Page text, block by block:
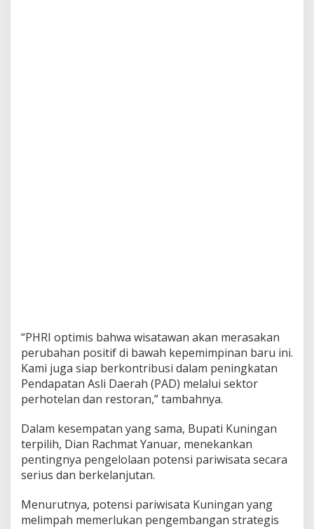
“PHRI optimis bahwa wisatawan akan merasakan
perubahan positif di bawah kepemimpinan baru ini.
Kami juga siap berkontribusi dalam peningkatan
Pendapatan Asli Daerah (PAD) melalui sektor
perhotelan dan restoran,” tambahnya.
Dalam kesempatan yang sama, Bupati Kuningan
terpilih, Dian Rachmat Yanuar, menekankan
pentingnya pengelolaan potensi pariwisata secara
serius dan berkelanjutan.
Menurutnya, potensi pariwisata Kuningan yang
melimpah memerlukan pengembangan strategis